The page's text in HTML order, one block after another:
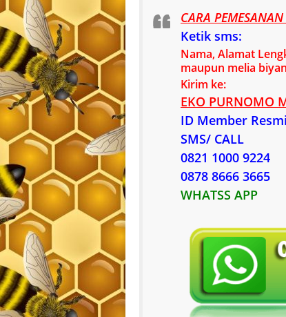
CARA
Ketik sms:
Nama, Alamat
maupun melia
Kirim ke:
EKO PURNOMO
ID Member
SMS/ CALL
0821 1000 9224
0878 8666 3665
WHATSS APP